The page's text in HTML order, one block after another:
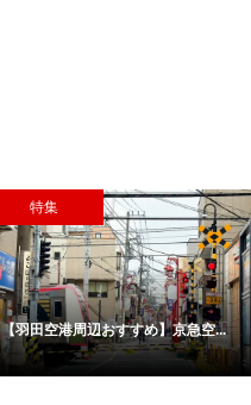
特集
【羽田空港周辺おすすめ】京急空...